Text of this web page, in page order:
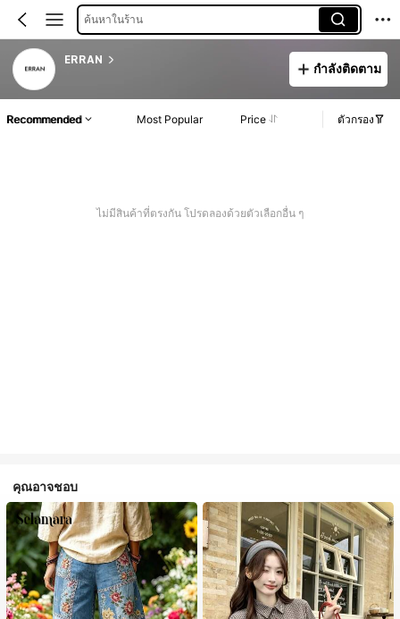
ค้นหาในร้าน
ERRAN
กำลังติดตาม
Recommended Most Popular Price ตัวกรอง
ไม่มีสินค้าที่ตรงกัน โปรดลองด้วยตัวเลือกอื่น ๆ
คุณอาจชอบ